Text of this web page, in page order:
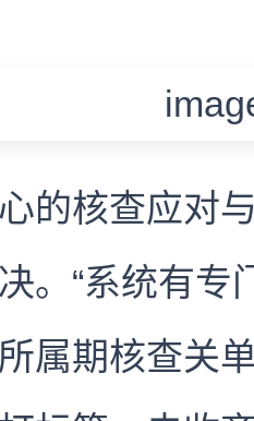
的核查应对
。“系统有专
属期核查关